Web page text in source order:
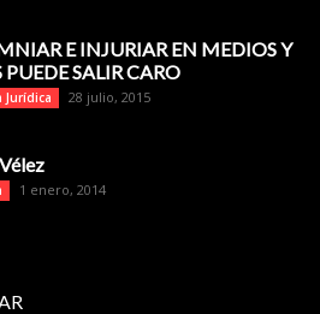
E INJURIAR EN MEDIOS Y
PUEDE SALIR CARO
Jurídica 28 julio, 2015
1 enero, 2014